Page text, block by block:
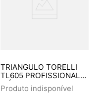
TRIANGULO TORELLI
TL605 PROFISSIONAL
MÉDIO
Produto indisponível